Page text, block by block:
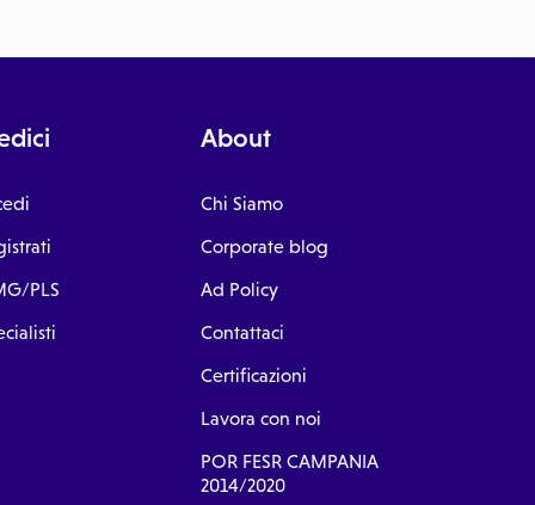
PLS
About
Chi Siamo
Corporate blog
Ad Policy
Contattaci
Certificazioni
Lavora con noi
POR FESR CAMPANIA
2014/2020